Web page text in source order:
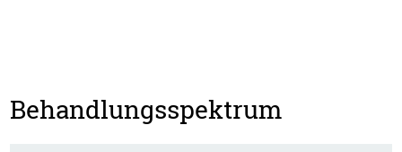
Behandlungsspektrum